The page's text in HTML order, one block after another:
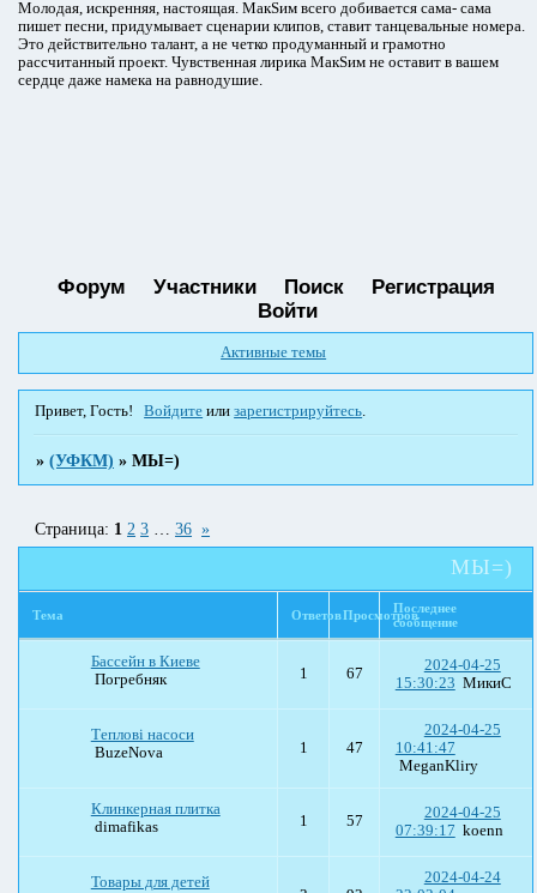
Молодая, искренняя, настоящая. МакSим всего добивается сама- сама
пишет песни, придумывает сценарии клипов, ставит танцевальные номера.
Это действительно талант, а не четко продуманный и грамотно
рассчитанный проект. Чувственная лирика МакSим не оставит в вашем
сердце даже намека на равнодушие.
Форум Участники Поиск
Регистрация
Войти
Активные темы
Привет, Гость! Войдите илизарегистрируйтесь
»(УФКМ) »МЫ=)
МЫ=)
Страница: 1 2 3 36 »
Тема ОтветовПросмотровПоследнее
сообщение
Бассейн в Киеве
Погребняк
1 67
2024-04-25
15:30:23 МикиС
Теплові насоси
BuzeNova
1 47
2024-04-25
10:41:47
MeganKliry
Клинкерная плитка
dimafikas
1 57
2024-04-25
07:39:17 koenn
Товары для детей
2024-04-24